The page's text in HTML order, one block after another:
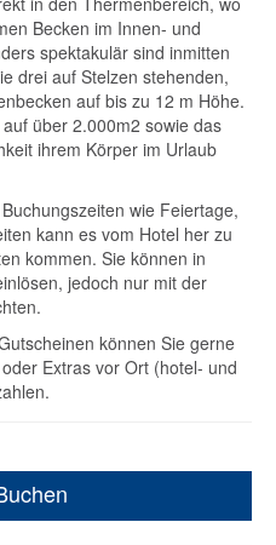
Becken im Innen- und
spektakulär sind inmitten
drei auf Stelzen stehenden,
auf bis zu 12 m Höhe.
über 2.000m2 sowie das
ihrem Körper im Urlaub
wie Feiertage,
kann es vom Hotel her zu
kommen. Sie können in
jedoch nur mit der
können Sie gerne
Extras vor Ort (hotel- und